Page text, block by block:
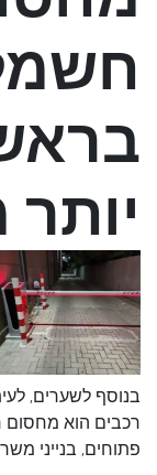
בנוסף לשערים,
רכבים הוא מחסום
פתוחים, בנייני